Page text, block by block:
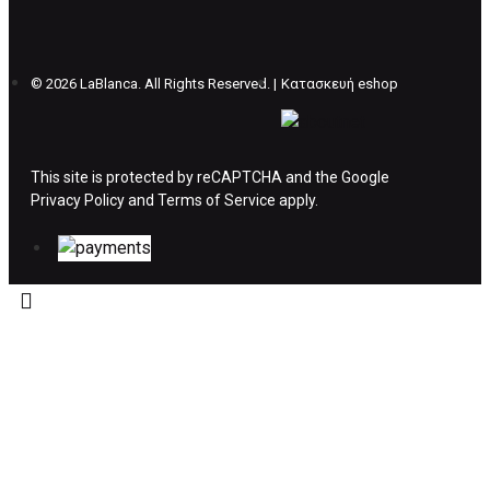
ΔΙΚΑΙΩΜΑ ΥΠΑΝΑΧΩΡΗΣΗΣ-ΕΠΙΣΤΡΟΦΗ
Η επιστροφή χρημάτων ακολουθείται στις
Το προϊόν θα πρέπει να βρίσκεται στην αρχική
© 2026 LaBlanca. All Rights Reserved. | Κατασκευή eshop
This site is protected by reCAPTCHA and the Google
Privacy Policyand Terms of Service apply.